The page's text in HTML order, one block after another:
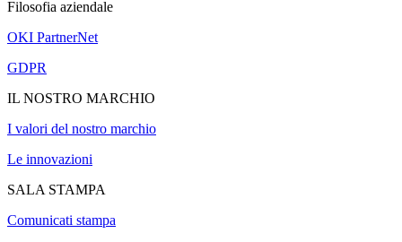
Filosofia aziendale
OKI PartnerNet
GDPR
IL NOSTRO MARCHIO
I valori del nostro marchio
Le innovazioni
SALA STAMPA
Comunicati stampa